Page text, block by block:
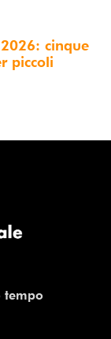
cinque
piccoli
tempo